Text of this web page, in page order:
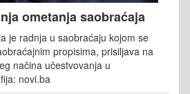
ometanja saobraćaja
je radnja u saobraćaju kojom se
propisima, prisiljava na
načina učestvovanja u
novi.ba